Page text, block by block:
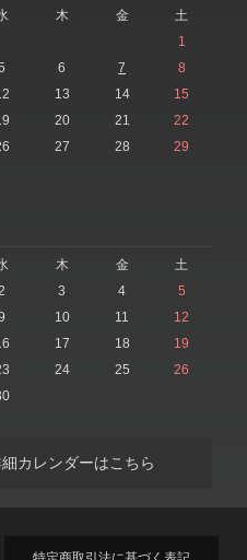
木 金
土
1
6 7
8
13 14
15
20 21
22
27 28
29
木 金
土
3 4
5
10 11
12
17 18
19
24 25
26
カレンダーはこちら